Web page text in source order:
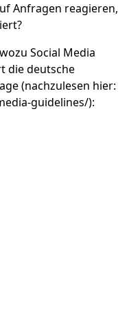
Anfragen reagieren,
Social Media
die deutsche
(nachzulesen hier:
guidelines/):